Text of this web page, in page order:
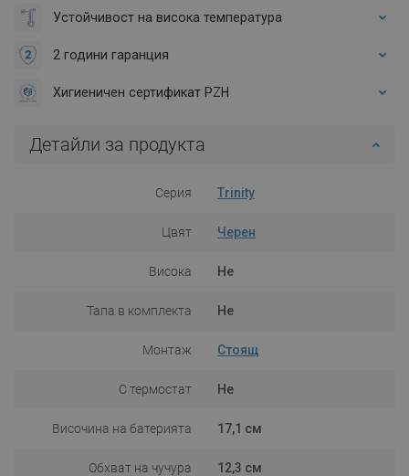
Устойчивост на висока температура
2 години гаранция
Хигиеничен сертификат PZH
Детайли за продукта
Серия Trinity
Цвят Черен
Висока Не
Тапа в комплекта Не
Монтаж Стоящ
С термостат Не
Височина на батерията 17,1 см
Обхват на чучура 12,3 см